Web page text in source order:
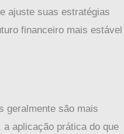
ajuste suas estratégias
financeiro mais estável
geralmente são mais
aplicação prática do que